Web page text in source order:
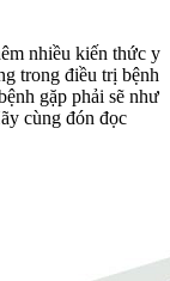
nhiều kiến thức y
trong điều trị bệnh
gặp phải sẽ như
cùng đón đọc